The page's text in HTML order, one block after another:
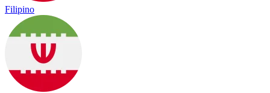
Filipino